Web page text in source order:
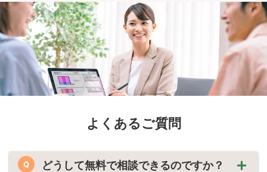
よくあるご質問
Q どうして無料で相談できるのですか？